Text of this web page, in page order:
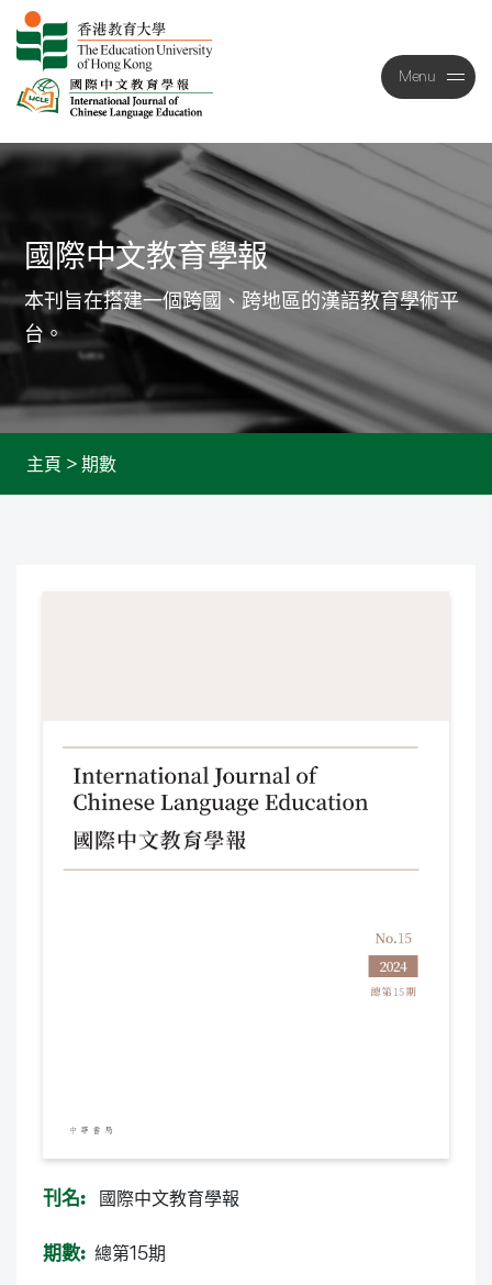
Menu
Close
國際中文教育學報
本刊旨在搭建一個跨國、跨地區的漢語教育學術平
台。
主頁 >期數
刊名: 國際中文教育學報
期數: 總第15期